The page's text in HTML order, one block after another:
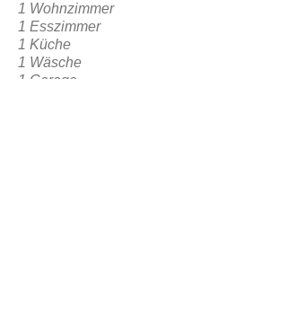
1 Wohnzimmer
1 Esszimmer
1 Küche
1 Wäsche
1 Garage